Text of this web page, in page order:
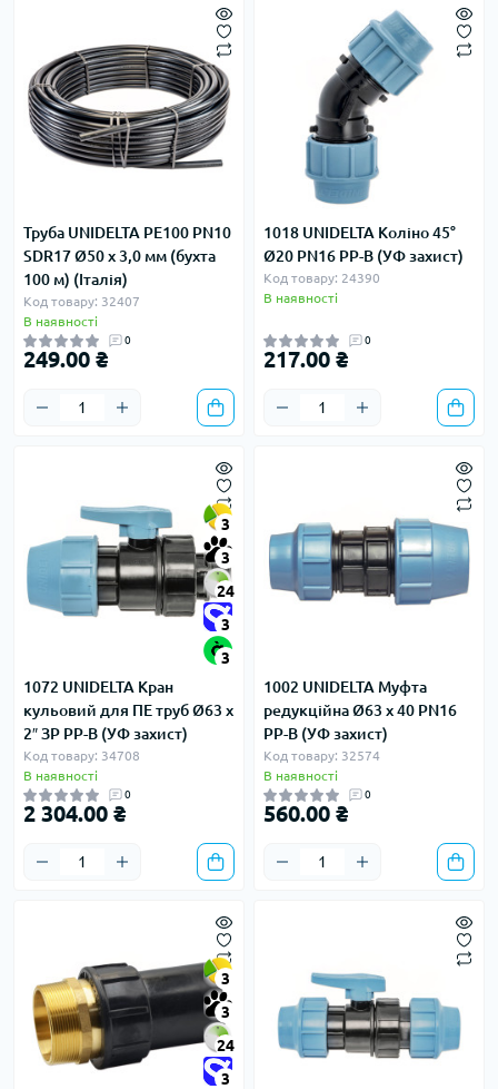
Труба UNIDELTA PE100 PN10
SDR17 Ø50 х 3,0 мм (бухта
100 м) (Італія)
Код товару: 32407
В наявності
0
249.00 ₴
1018 UNIDELTA Коліно 45°
Ø20 PN16 PP-B (УФ захист)
Код товару: 24390
В наявності
0
217.00 ₴
3
3
24
3
3
1072 UNIDELTA Кран
кульовий для ПЕ труб Ø63 x
2″ ЗР PP-B (УФ захист)
Код товару: 34708
В наявності
0
2 304.00 ₴
1002 UNIDELTA Муфта
редукційна Ø63 х 40 PN16
PP-B (УФ захист)
Код товару: 32574
В наявності
0
560.00 ₴
3
3
24
3